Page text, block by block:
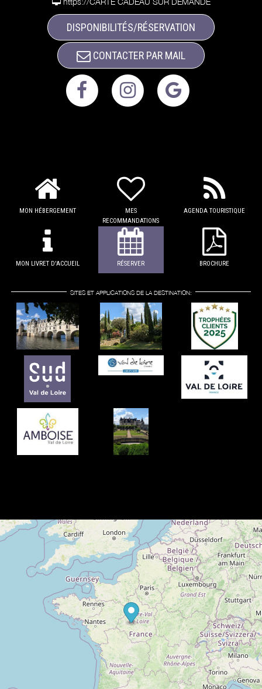
DISPONIBILITÉS/RÉSERVATION
CONTACTER PAR MAIL
MON HÉBERGEMENT
MES
RECOMMANDATIONS
AGENDA TOURISTIQUE
MON LIVRET D'ACCUEIL RÉSERVER BROCHURE
SITES ET APPLICATIONS DE LA DESTINATION: